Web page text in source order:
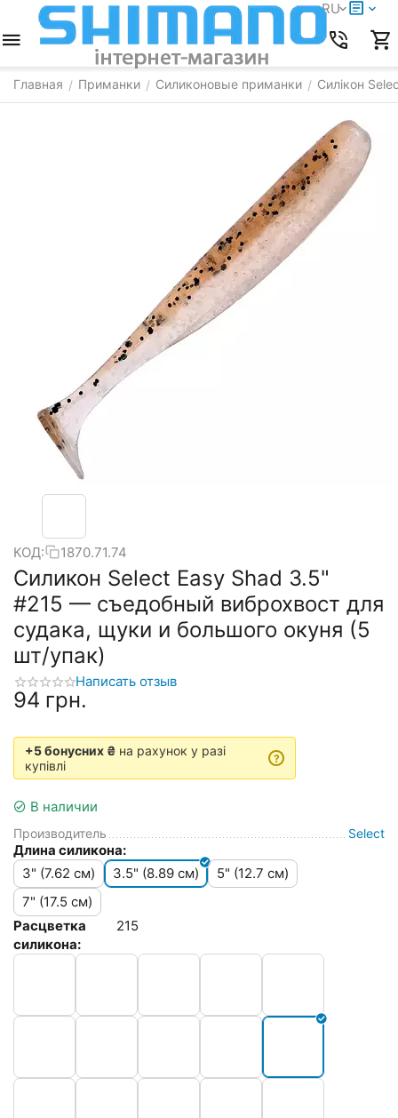
RU
Главная / Приманки / Силиконовые приманки / Силікон
КОД: 1870.71.74
Силикон Select Easy Shad 3.5"
#215 — съедобный виброхвост для
судака, щуки и большого окуня (5
шт/упак)
Написать отзыв
‍94‍ грн.
+5 бонусних ₴ на рахунок у разі
купівлі
?
В наличии
Производитель Select
Длина силикона:
3" (7.62 см)
3.5" (8.89 см)
5" (12.7 см)
7" (17.5 см)
Расцветка
силикона:
215